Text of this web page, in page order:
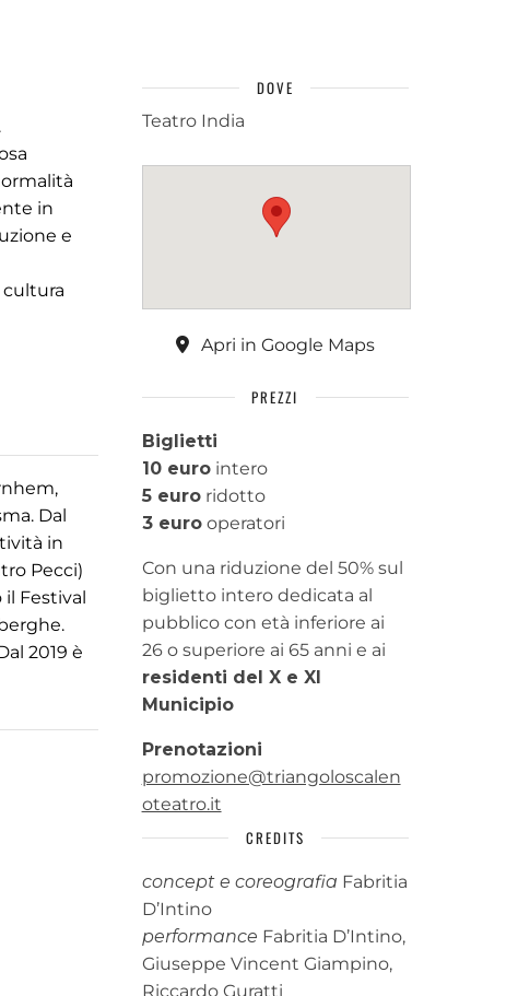
in
e
cultura
Dal
in
Pecci)
il Festival
2019 è
DOVE
Teatro India
Apri in Google Maps
PREZZI
Biglietti
10 eurointero
5 euroridotto
3 eurooperatori
Con una riduzione del 50% sul
biglietto intero dedicata al
pubblico con età inferiore ai
26 o superiore ai 65 anni e ai
residenti del X e XI
Municipio
Prenotazioni
promozione@triangoloscalen
oteatro.it
CREDITS
concept e coreografia Fabritia
D’Intino
performance Fabritia D’Intino,
Giuseppe Vincent Giampino,
Riccardo Guratti